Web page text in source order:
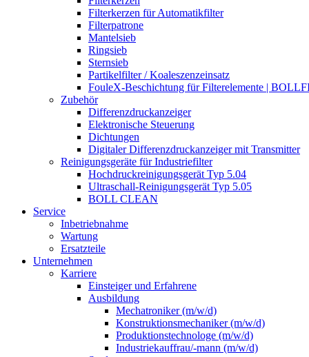
Filterkerzen für Automatikfilter
Filterpatrone
Mantelsieb
Ringsieb
Sternsieb
Partikelfilter / Koaleszenzeinsatz
FouleX-Beschichtung für Filterelemente |
Zubehör
Differenzdruckanzeiger
Elektronische Steuerung
Dichtungen
Digitaler Differenzdruckanzeiger mit Transmitter
Reinigungsgeräte für Industriefilter
Hochdruckreinigungsgerät Typ 5.04
Ultraschall-Reinigungsgerät Typ 5.05
BOLL CLEAN
Service
Inbetriebnahme
Wartung
Ersatzteile
Unternehmen
Karriere
Einsteiger und Erfahrene
Ausbildung
Mechatroniker (m/w/d)
Konstruktionsmechaniker (m/w/d)
Produktionstechnologe (m/w/d)
Industriekauffrau/-mann (m/w/d)